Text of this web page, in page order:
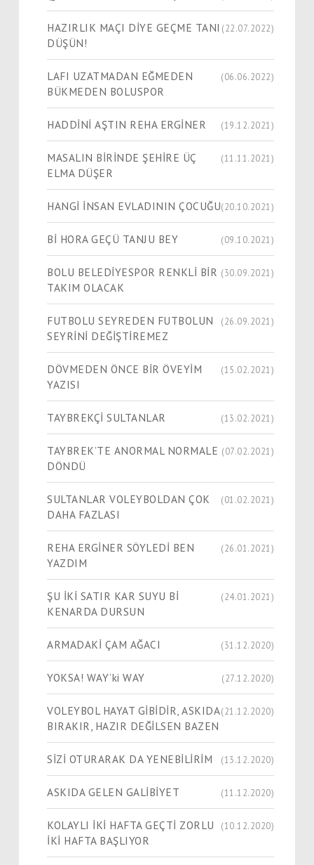
HAZIRLIK MAÇI DİYE GEÇME TANI
DÜŞÜN!
(22.07.2022)
LAFI UZATMADAN EĞMEDEN
BÜKMEDEN BOLUSPOR
(06.06.2022)
HADDİNİ AŞTIN REHA ERGİNER (19.12.2021)
MASALIN BİRİNDE ŞEHİRE ÜÇ
ELMA DÜŞER
(11.11.2021)
HANGİ İNSAN EVLADININ ÇOCUĞU(20.10.2021)
Bİ HORA GEÇÜ TANJU BEY (09.10.2021)
BOLU BELEDİYESPOR RENKLİ BİR
TAKIM OLACAK
(30.09.2021)
FUTBOLU SEYREDEN FUTBOLUN
SEYRİNİ DEĞİŞTİREMEZ
(26.09.2021)
DÖVMEDEN ÖNCE BİR ÖVEYİM
YAZISI
(15.02.2021)
TAYBREKÇİ SULTANLAR (13.02.2021)
TAYBREK’TE ANORMAL NORMALE
DÖNDÜ
(07.02.2021)
SULTANLAR VOLEYBOLDAN ÇOK
DAHA FAZLASI
(01.02.2021)
REHA ERGİNER SÖYLEDİ BEN
YAZDIM
(26.01.2021)
ŞU İKİ SATIR KAR SUYU Bİ
KENARDA DURSUN
(24.01.2021)
ARMADAKİ ÇAM AĞACI (31.12.2020)
YOKSA! WAY’ki WAY (27.12.2020)
VOLEYBOL HAYAT GİBİDİR, ASKIDA
BIRAKIR, HAZIR DEĞİLSEN BAZEN
(21.12.2020)
SİZİ OTURARAK DA YENEBİLİRİM (13.12.2020)
ASKIDA GELEN GALİBİYET (11.12.2020)
KOLAYLI İKİ HAFTA GEÇTİ ZORLU
İKİ HAFTA BAŞLIYOR
(10.12.2020)